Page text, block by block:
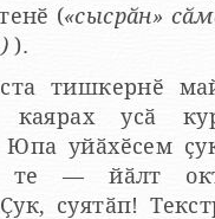
(«сысрӑн»
).
тишкернӗ
каярах усӑ
Юпа уйӑхӗсем
те — йӑлт
суятӑп!